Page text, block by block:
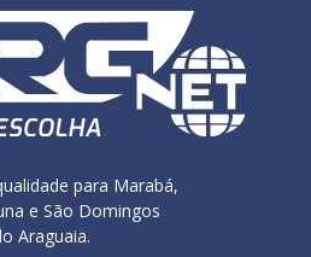
para Marabá,
e São Domingos
Araguaia.